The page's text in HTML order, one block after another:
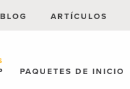
PAQUETES DE INICIO
BLOG ARTÍCULOS